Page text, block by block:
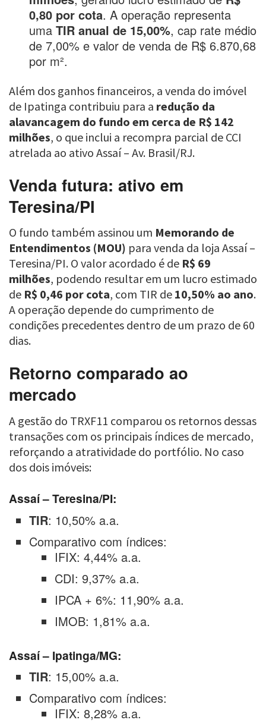
0,80 por cota. A operação representa
umaTIR anual de 15,00%, cap rate médio
de 7,00% e valor de venda de R$ 6.870,68
por m².
Além dos ganhos financeiros, a venda do imóvel
de Ipatinga contribuiu para a redução da
alavancagem do fundo em cerca de R$ 142
milhões, o que inclui a recompra parcial de CCI
atrelada ao ativo Assaí – Av. Brasil/RJ.
Venda futura: ativo em
Teresina/PI
O fundo também assinou um Memorando de
Entendimentos (MOU) para venda da loja Assaí –
Teresina/PI. O valor acordado é de R$ 69
milhões, podendo resultar em um lucro estimado
de R$ 0,46 por cota, com TIR de 10,50% ao ano.
A operação depende do cumprimento de
condições precedentes dentro de um prazo de 60
dias.
Retorno comparado ao
mercado
A gestão do TRXF11 comparou os retornos dessas
transações com os principais índices de mercado,
reforçando a atratividade do portfólio. No caso
dos dois imóveis:
Assaí – Teresina/PI:
TIR: 10,50% a.a.
Comparativo com índices:
IFIX: 4,44% a.a.
CDI: 9,37% a.a.
IPCA + 6%: 11,90% a.a.
IMOB: 1,81% a.a.
Assaí – Ipatinga/MG:
TIR: 15,00% a.a.
Comparativo com índices:
IFIX: 8,28% a.a.